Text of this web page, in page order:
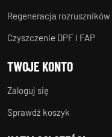
Regeneracja rozruszników
Czyszczenie DPF i FAP
TWOJE KONTO
Zaloguj się
Sprawdź koszyk